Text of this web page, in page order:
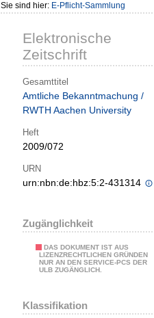
Sie sind hier: E-Pflicht-Sammlung
Elektronische
Zeitschrift
Gesamttitel
Amtliche Bekanntmachung /
RWTH Aachen University
Heft
2009/072
URN
urn:nbn:de:hbz:5:2-431314
Zugänglichkeit
DAS DOKUMENT IST AUS
LIZENZRECHTLICHEN GRÜNDEN
NUR AN DEN SERVICE-PCS DER
ULB ZUGÄNGLICH.
Klassifikation